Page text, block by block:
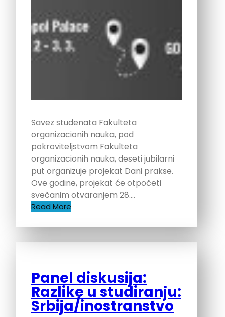
Savez studenata Fakulteta
organizacionih nauka, pod
pokroviteljstvom Fakulteta
organizacionih nauka, deseti jubilarni
put organizuje projekat Dani prakse.
Ove godine, projekat će otpočeti
svečanim otvaranjem 28.…
Read More
Panel diskusija:
Razlike u studiranju:
Srbija/inostranstvo